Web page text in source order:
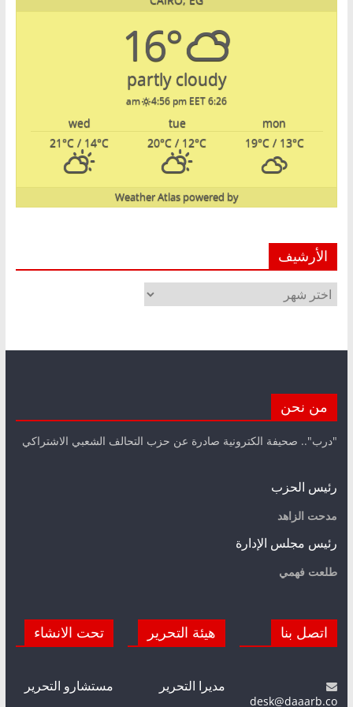
16°
partly cloudy
6:26 am
4:56 pm EET
mon
tue
wed
19°C/ 13°C
20°C / 12°C
21°C / 14°C
powered by
Weather Atlas
الأرشيف
الأرشيف
من نحن
"درب".. صحيفة الكترونية صادرة عن حزب التحالف الشعبي الاشتراكي
رئيس الحزب
مدحت الزاهد
رئيس مجلس الإدارة
طلعت فهمي
اتصل بنا
desk@daaarb.co
هيئة التحرير
مديرا التحرير
تحت الانشاء
مستشارو التحرير